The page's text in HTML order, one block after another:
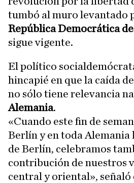
tumbó al muro levantado
República Democrática
sigue vigente.
El político
hincapié en que la caída
no sólo tiene relevancia
Alemania.
«Cuando este fin de
Berlín y en toda Alemania
de Berlín, celebramos
contribución de nuestros
central y oriental», señaló